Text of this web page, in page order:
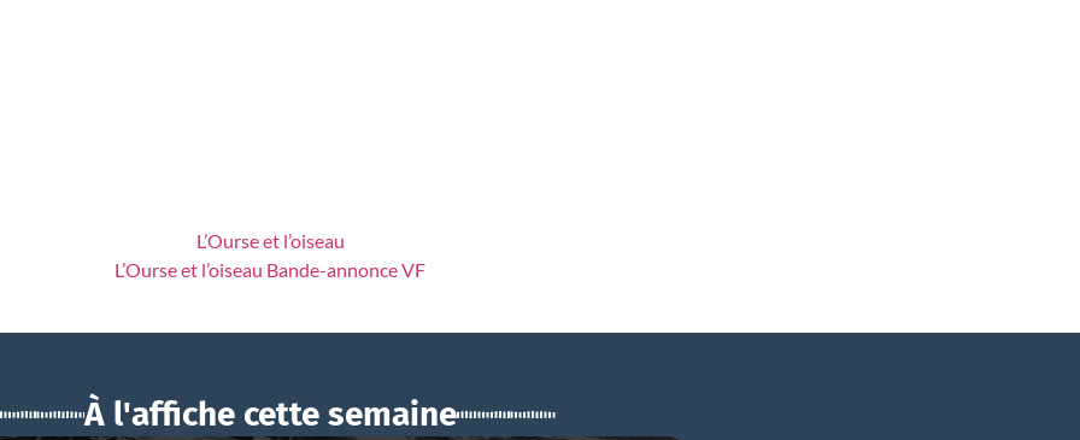
L’Ourse et l’oiseau
L’Ourse et l’oiseau Bande-annonce VF
À l'affiche cette semaine